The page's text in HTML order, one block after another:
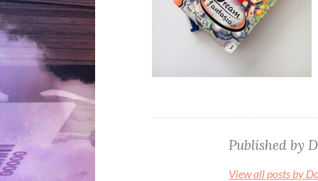
Published by
View all posts by